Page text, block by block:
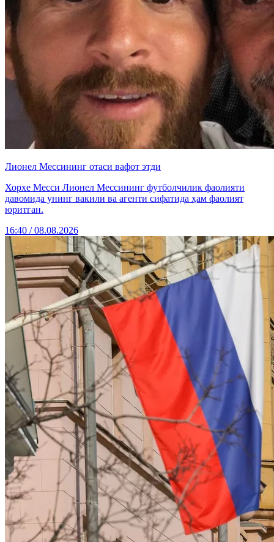
Лионел Мессининг отаси вафот этди
Хорхе Месси Лионел Мессининг футболчилик фаолияти
давомида унинг вакили ва агенти сифатида ҳам фаолият
юритган.
16:40 / 08.08.2026